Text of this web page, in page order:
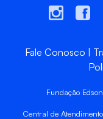
Fale Conosco
Fundação
Central de